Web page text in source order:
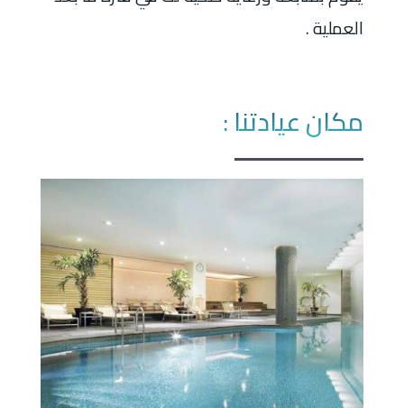
العملية .
مكان عيادتنا :